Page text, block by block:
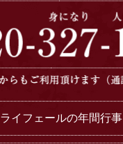
ライフェールの年間行事